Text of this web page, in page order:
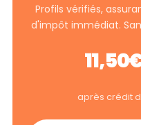
Profils vérifiés,
d'impôt immédiat.
après crédit